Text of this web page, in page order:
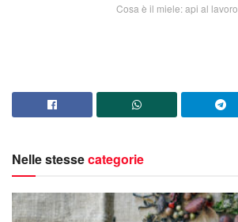
Cosa è il miele: api al lavoro
Nelle stessecategorie